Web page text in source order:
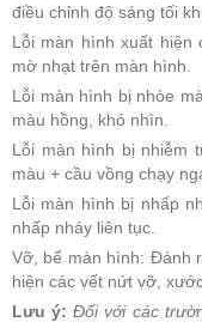
điều chỉnh độ sáng tối
Lỗi màn hình xuất hiện
mờ nhạt trên màn hình.
Lỗi màn hình bị nhòe
màu hồng, khó nhìn.
Lỗi màn hình bị nhiễm
màu + cầu vồng chạy
Lỗi màn hình bị nhấp
nhấp nháy liên tục.
Vỡ, bể màn hình: Đánh
hiện các vết nứt vỡ,
Lưu ý:Đối với các